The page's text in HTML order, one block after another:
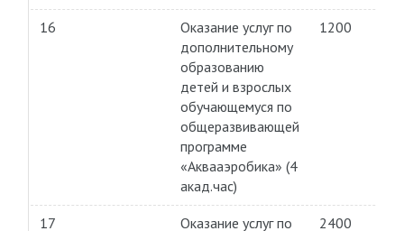
16
Оказание услуг по
дополнительному
образованию
детей и взрослых
обучающемуся по
общеразвивающей
программе
«Аквааэробика» (4
акад.час)
1200
17
Оказание услуг по
2400